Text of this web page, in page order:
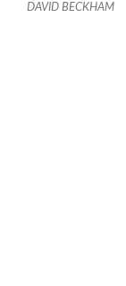
DAVID BECKHAM